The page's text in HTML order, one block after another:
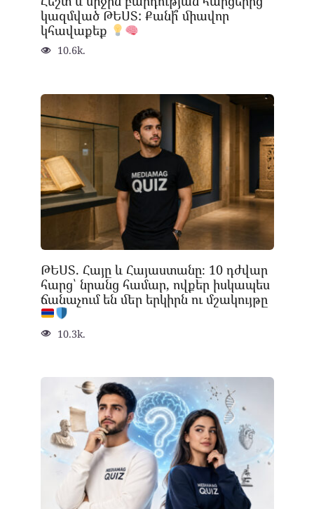
կազմված ԹԵՍՏ: Քանի՞ միավոր
կհավաքեք
10.6k.
ԹԵՍՏ. Հայը և Հայաստանը։ 10 դժվար
հարց՝ նրանց համար, ովքեր իսկապես
ճանաչում են մեր երկիրն ու մշակույթը
10.3k.